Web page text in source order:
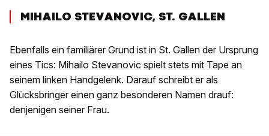
MIHAILO STEVANOVIC, ST. GALLEN
Ebenfalls ein familiärer Grund ist in St. Gallen der Ursprung
eines Tics: Mihailo Stevanovic spielt stets mit Tape an
seinem linken Handgelenk. Darauf schreibt er als
Glücksbringer einen ganz besonderen Namen drauf:
denjenigen seiner Frau.